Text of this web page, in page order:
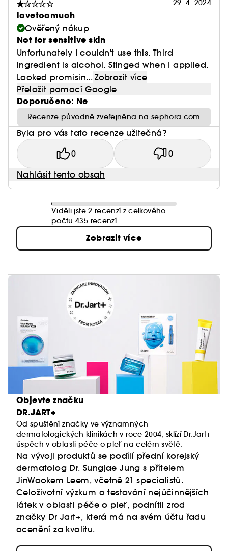
29. 4. 2024
lovetoomuch
Ověřený nákup
Not for sensitive skin
Unfortunately I couldn't use this. Third
ingredient is alcohol. Stinged when I applied.
Looked promisin... Zobrazit více
Přeložit pomocí Google
Doporučeno: Ne
Recenze původně zveřejněna na sephora.com
Byla pro vás tato recenze užitečná?
0 0
Nahlásit tento obsah
Viděli jste 2 recenzí z celkového
počtu 435 recenzí.
Zobrazit více
Objevte značku
DR.JART+
Od spuštění značky ve významných
dermatologických klinikách v roce 2004, sklízí Dr.Jart+
úspěch v oblasti péče o pleť na celém světě.
Na vývoji produktů se podílí přední korejský
dermatolog Dr. Sungjae Jung s přítelem
JinWookem Leem, včetně 21 specialistů.
Celoživotní výzkum a testování nejúčinnějších
látek v oblasti péče o pleť, podnítil zrod
značky Dr Jart+, která má na svém účtu řadu
ocenění za kvalitu.